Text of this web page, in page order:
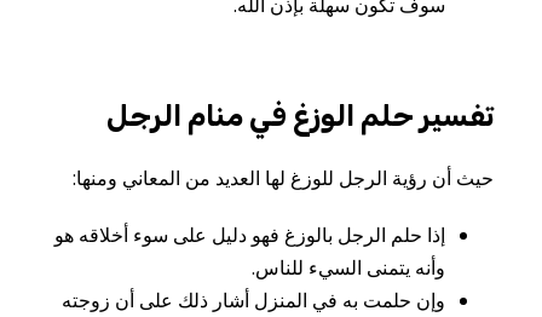
تفسير حلم الوزغ في منام الرجل
أنرؤية الرجل للوزغلها العديدمن المعانيومنها:
إذا حلم الرجل بالوزغ فهو دليل على سوء أخلاقههو
يتمنىالسيءللناس.
وإن حلمتبهفي المنزلأشار ذلك على أن زوجته